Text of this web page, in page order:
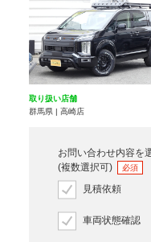
取り扱い店舗
群馬県 | 高崎店
お問い合わせ内容を
(複数選択可)
必須
見積依頼
車両状態確認